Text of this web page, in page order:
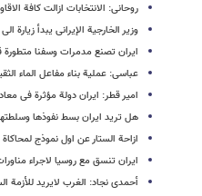
روحانی: الانتخابات ازالت کافة
وزیر الخارجیة الإیرانی یبدأ زیارة
ایران تصنع مدمرات وسفنا متطورة
عباسی: عملیة بناء مفاعل الماء
امیر قطر: ایران دولة مؤثرة فی
هل ترید ایران بسط نفوذها
ازاحة الستار عن اول نموذج لمحاکاة
ایران تنسق مع روسیا لاجراء
أحمدی نجاد: الغرب لایرید للأزمة